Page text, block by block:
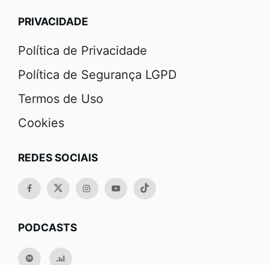
PRIVACIDADE
Política de Privacidade
Política de Segurança LGPD
Termos de Uso
Cookies
REDES SOCIAIS
PODCASTS